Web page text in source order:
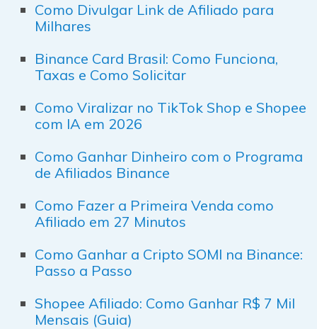
Como Divulgar Link de Afiliado para
Milhares
Binance Card Brasil: Como Funciona,
Taxas e Como Solicitar
Como Viralizar no TikTok Shop e Shopee
com IA em 2026
Como Ganhar Dinheiro com o Programa
de Afiliados Binance
Como Fazer a Primeira Venda como
Afiliado em 27 Minutos
Como Ganhar a Cripto SOMI na Binance:
Passo a Passo
Shopee Afiliado: Como Ganhar R$ 7 Mil
Mensais (Guia)